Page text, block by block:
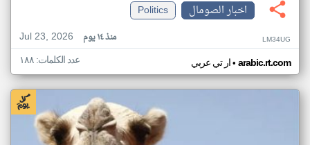
اخبار الصومال
Politics
Jul 23, 2026
منذ ١٤ يوم LM34UG
ار تي عربي• arabic.rt.com عدد الكلمات: ١٨٨